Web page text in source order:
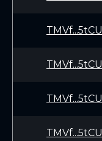
TMVf...5tCU
TMVf...5tCU
TMVf...5tCU
TMVf...5tCU